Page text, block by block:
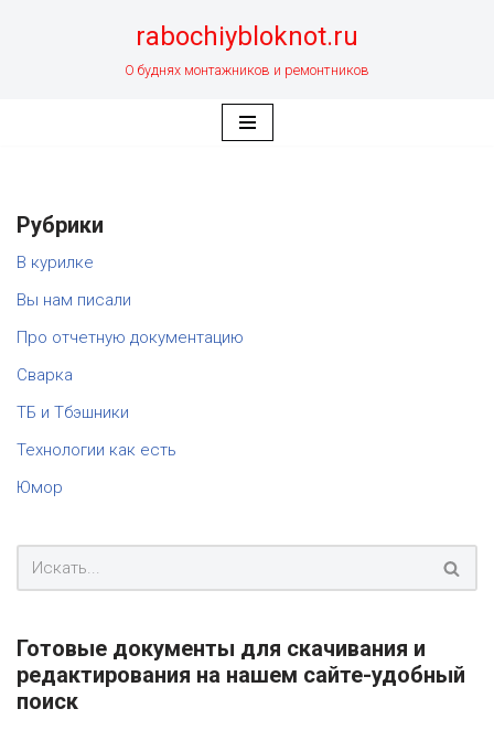
rabochiybloknot.ru
О буднях монтажников и ремонтников
Рубрики
В курилке
Вы нам писали
Про отчетную документацию
Сварка
ТБ и Тбэшники
Технологии как есть
Юмор
Готовые документы для скачивания и
редактирования на нашем сайте-удобный
поиск